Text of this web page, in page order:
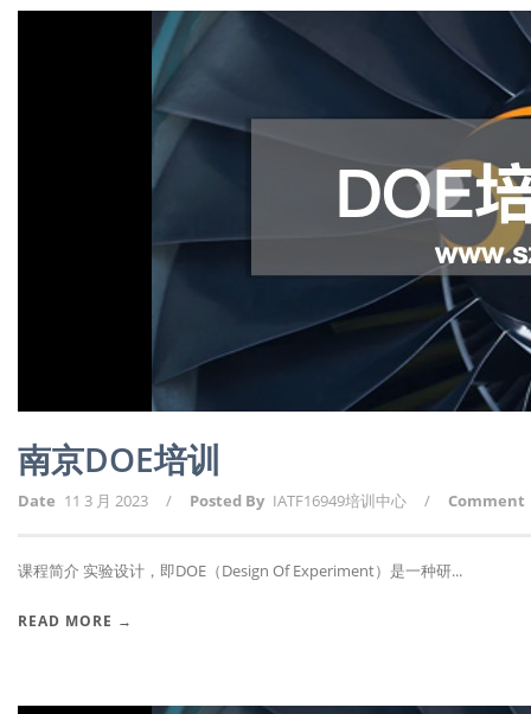
南京DOE培训
Date 11 3 月 2023 / Posted By IATF16949培训中心 / Comment
课程简介 实验设计，即DOE（Design Of Experiment）是一种研...
READ MORE →